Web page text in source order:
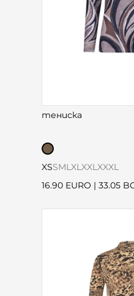
тениска
XSSML XL XXL XXXL
16.90 EURO | 33.05